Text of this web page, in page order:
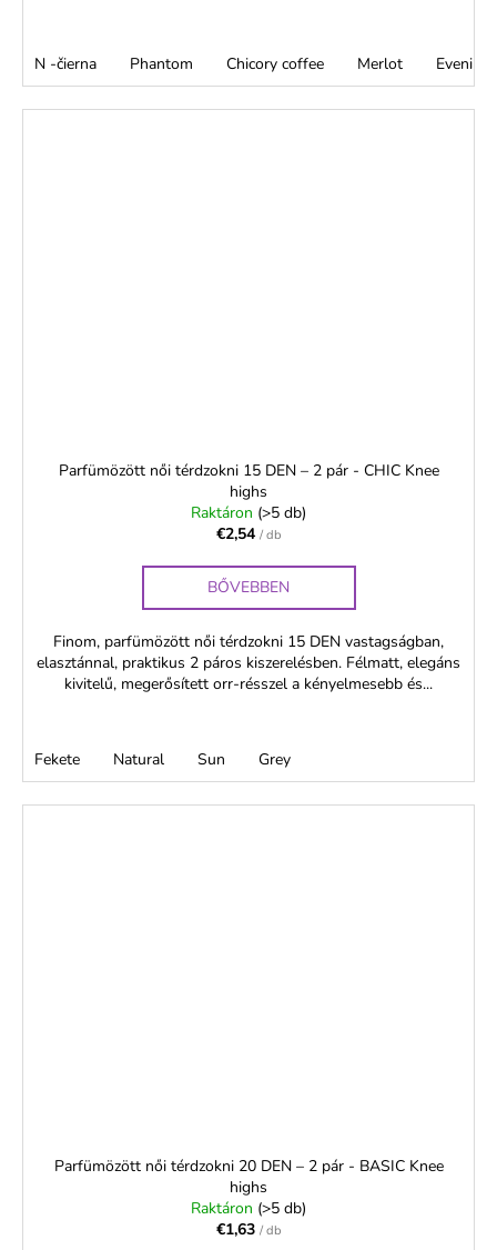
N -čierna Phantom Chicory coffee Merlot Evening
Parfümözött női térdzokni 15 DEN – 2 pár - CHIC Knee
highs
Raktáron (>5 db)
€2,54 / db
BŐVEBBEN
Finom, parfümözött női térdzokni 15 DEN vastagságban,
elasztánnal, praktikus 2 páros kiszerelésben. Félmatt, elegáns
kivitelű, megerősített orr-résszel a kényelmesebb és...
Fekete Natural Sun Grey
Parfümözött női térdzokni 20 DEN – 2 pár - BASIC Knee
highs
Raktáron (>5 db)
€1,63 / db